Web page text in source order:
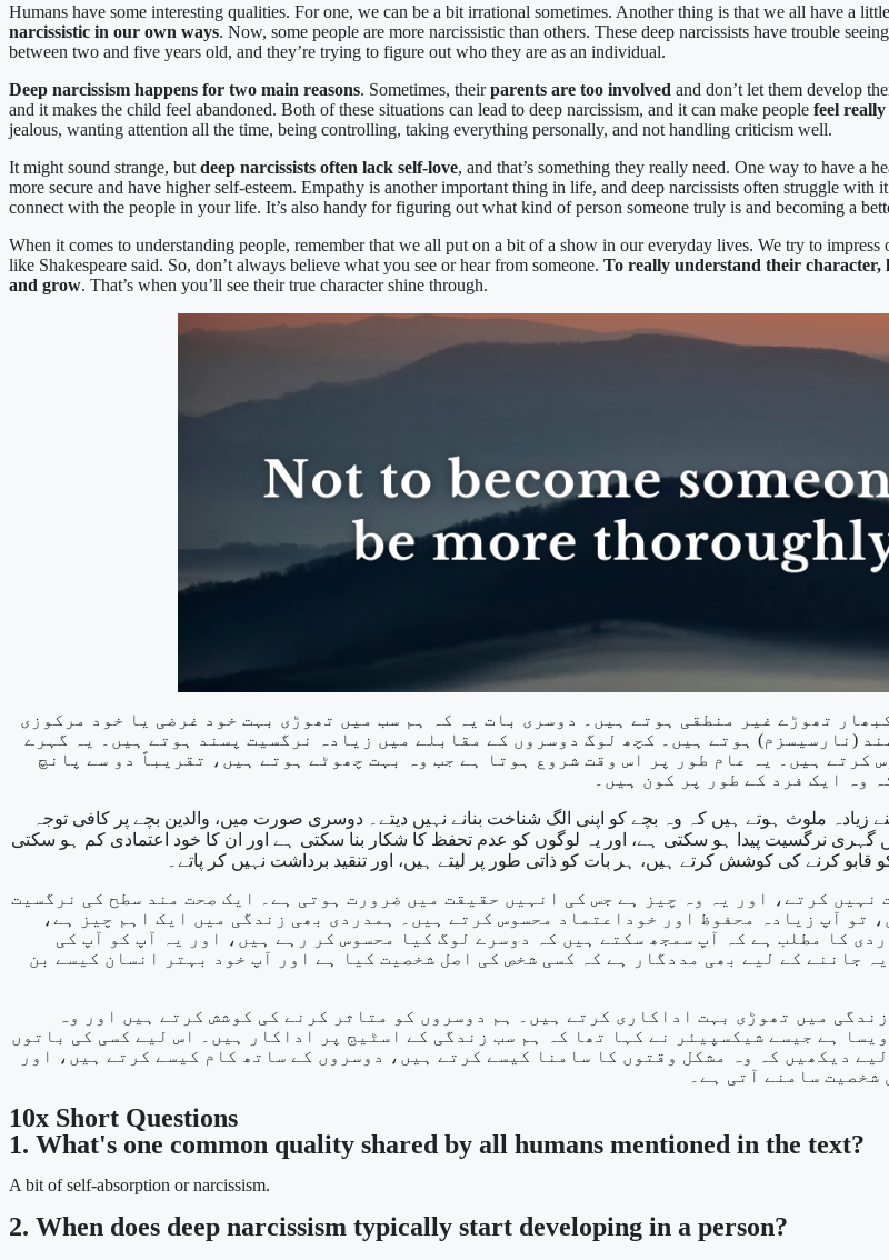
Humans have some interesting qualities. For one, we can be a bit irrational sometimes. Another thing is that we all have a
narcissistic in our own ways. Now, some people are more narcissistic than others. These deep narcissists have trouble
between two and five years old, and they’re trying to figure out who they are as an individual.
Deep narcissism happens for two main reasons. Sometimes, theirparents are too involved and don’t let them develop
and it makes the child feel abandoned. Both of these situations can lead to deep narcissism, and it can make people feel really
jealous, wanting attention all the time, being controlling, taking everything personally, and not handling criticism well.
It might sound strange, but deep narcissists often lack self-love, and that’s something they really need. One way to have a
more secure and have higher self-esteem. Empathy is another important thing in life, and deep narcissists often struggle
connect with the people in your life. It’s also handy for figuring out what kind of person someone truly is and becoming a
When it comes to understanding people, remember that we all put on a bit of a show in our everyday lives. We try to
like Shakespeare said. So, don’t always believe what you see or hear from someone. To really understand their
and grow. That’s when you’ll see their true character shine through.
تھوڑے غیر منطقی ہوتے ہیں۔ دوسری بات یہ کہ ہم سب میں تھوڑی بہت خود غرضی یا خود مرکوزی
(نارسیسزم) ہوتے ہیں۔ کچھ لوگ دوسروں کے مقابلے میں زیادہ نرگسیت پسند ہوتے ہیں۔ یہ گہرے
کرتے ہیں۔ یہ عام طور پر اس وقت شروع ہوتا ہے جب وہ بہت چھوٹے ہوتے ہیں، تقریباً دو سے پانچ
وہ ایک فرد کے طور پر کون ہیں۔
ملوث ہوتے ہیں کہ وہ بچے کو اپنی الگ شناخت بنانے نہیں دیتے۔ دوسری صورت میں، والدین بچے پر کافی توجہ
گہری نرگسیت پیدا ہو سکتی ہے، اور یہ لوگوں کو عدم تحفظ کا شکار بنا سکتی ہے اور ان کا خود اعتمادی کم ہو سکتی
کرنے کی کوشش کرتے ہیں، ہر بات کو ذاتی طور پر لیتے ہیں، اور تنقید برداشت نہیں کر پاتے۔
کرتے، اور یہ وہ چیز ہے جس کی انہیں حقیقت میں ضرورت ہوتی ہے۔ ایک صحت مند سطح کی نرگسیت
تو آپ زیادہ محفوظ اور خوداعتماد محسوس کرتے ہیں۔ ہمدردی بھی زندگی میں ایک اہم چیز ہے،
کا مطلب ہے کہ آپ سمجھ سکتے ہیں کہ دوسرے لوگ کیا محسوس کر رہے ہیں، اور یہ آپ کو آپ کی
جاننے کے لیے بھی مددگار ہے کہ کسی شخص کی اصل شخصیت کیا ہے اور آپ خود بہتر انسان کیسے بن
میں تھوڑی بہت اداکاری کرتے ہیں۔ ہم دوسروں کو متاثر کرنے کی کوشش کرتے ہیں اور وہ
ہے جیسے شیکسپیئر نے کہا تھا کہ ہم سب زندگی کے اسٹیج پر اداکار ہیں۔ اس لیے کسی کی باتوں
دیکھیں کہ وہ مشکل وقتوں کا سامنا کیسے کرتے ہیں، دوسروں کے ساتھ کام کیسے کرتے ہیں، اور
سامنے آتی ہے۔
10x Short Questions
1. What's one common quality shared by all humans mentioned in the text?
A bit of self-absorption or narcissism.
2. When does deep narcissism typically start developing in a person?